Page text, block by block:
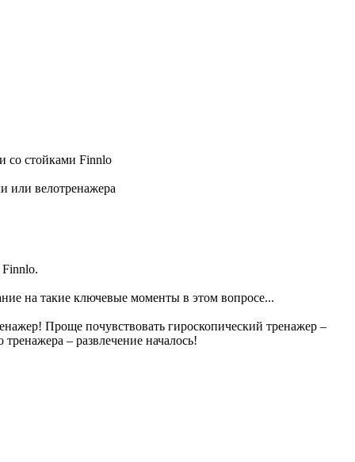
со стойками Finnlo
или велотренажера
на такие ключевые моменты в этом вопросе...
Проще почувствовать гироскопический тренажер –
– развлечение началось!